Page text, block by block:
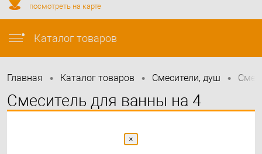
info@felicita-crimea.ru
посмотреть на карте
Каталог товаров
Главная • Каталог товаров • Смесители, душ •
Смеситель для ванны на 4
Y1232GLB (брашированное
×